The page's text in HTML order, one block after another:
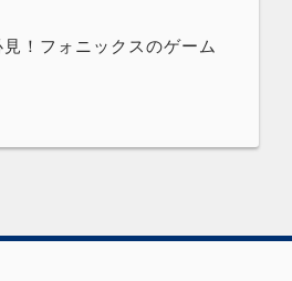
！フォニックスのゲーム